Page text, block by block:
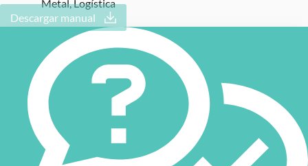
Metal,Logística
Descargar manual